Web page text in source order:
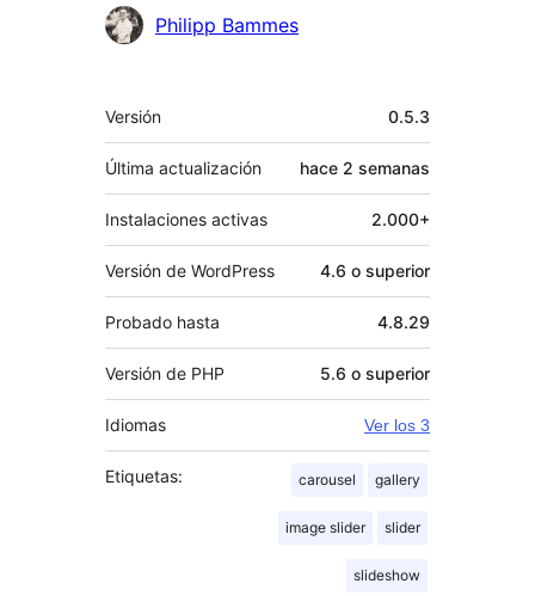
Colaboradores
Philipp Bammes
Meta
Versión 0.5.3
Última actualización hace 2 semanas
Instalaciones activas 2.000+
Versión de WordPress 4.6 o superior
Probado hasta 4.8.29
Versión de PHP 5.6 o superior
Idiomas Ver los 3
Etiquetas: carousel gallery
image slider slider
slideshow